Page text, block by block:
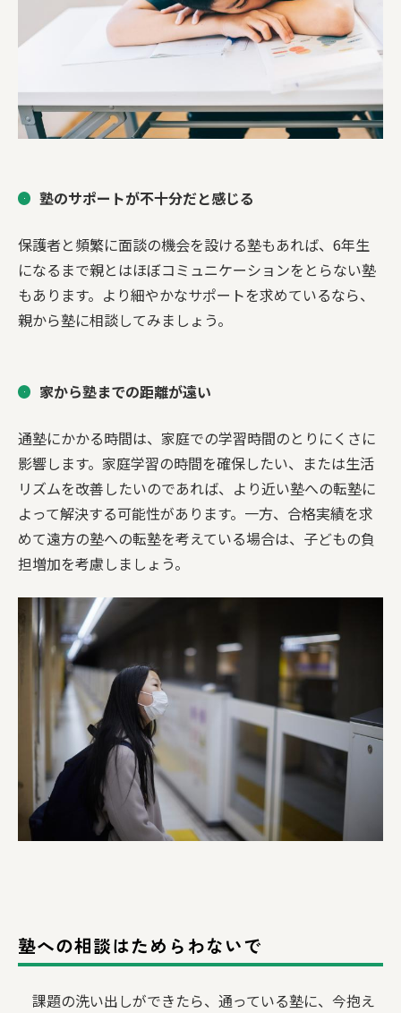
塾のサポートが不十分だと感じる
保護者と頻繁に面談の機会を設ける塾もあれば、6年生
になるまで親とはほぼコミュニケーションをとらない塾
もあります。より細やかなサポートを求めているなら、
親から塾に相談してみましょう。
家から塾までの距離が遠い
通塾にかかる時間は、家庭での学習時間のとりにくさに
影響します。家庭学習の時間を確保したい、または生活
リズムを改善したいのであれば、より近い塾への転塾に
よって解決する可能性があります。一方、合格実績を求
めて遠方の塾への転塾を考えている場合は、子どもの負
担増加を考慮しましょう。
塾への相談はためらわないで
課題の洗い出しができたら、通っている塾に、今抱え